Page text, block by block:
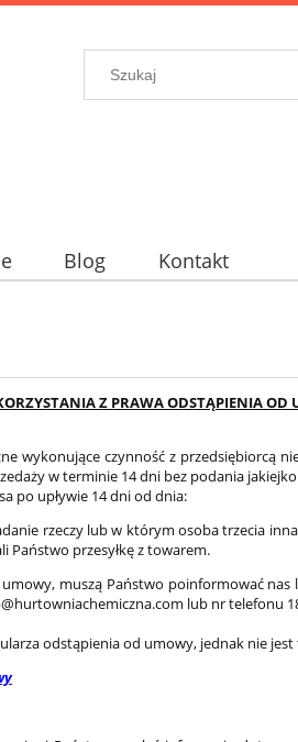
Blog Kontakt
Z PRAWA ODSTĄPIENIA
wykonujące czynność z przedsiębiorcą
w terminie 14 dni bez podania
po upływie 14 dni od dnia:
rzeczy lub w którym osoba trzecia
Państwo przesyłkę z towarem.
muszą Państwo poinformować nas
lub nr telefonu
odstąpienia od umowy, jednak nie